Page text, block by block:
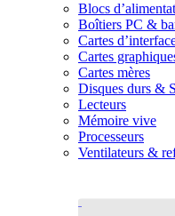
Blocs
Boîtiers PC &
Cartes
Cartes
Cartes mères
Disques durs &
Lecteurs
Mémoire vive
Processeurs
Ventilateurs &